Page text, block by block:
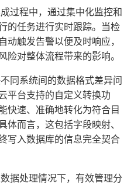
过程中，通过集中化监控和
的任务进行实时跟踪。当检
触发告警以便及时响应，
险对整体流程带来的影响。
同系统间的数据格式差异问
平台支持的自定义转换功
快速、准确地转化为符合目
而言，这包括字段映射、
写入数据库的信息完全契合
据处理情况下，有效管理分